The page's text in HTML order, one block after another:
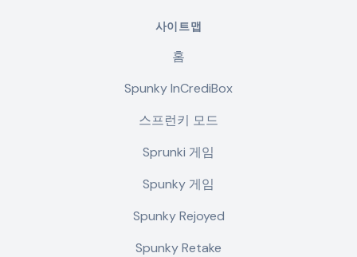
사이트맵
홈
Spunky InCrediBox
스프런키 모드
Sprunki 게임
Spunky 게임
Spunky Rejoyed
Spunky Retake